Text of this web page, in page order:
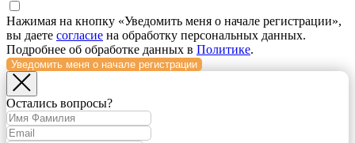
Нажимая на кнопку «Уведомить меня о начале регистрации»,
вы даете согласие на обработку персональных данных.
Подробнее об обработке данных в Политике.
Уведомить меня о начале регистрации
Остались вопросы?